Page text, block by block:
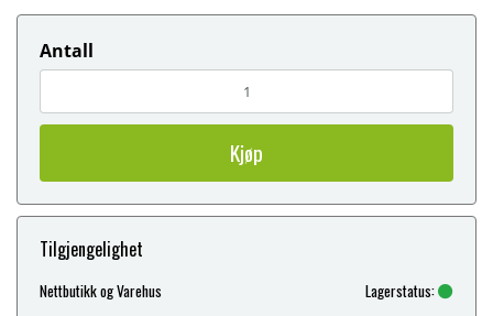
Antall
Kjøp
Tilgjengelighet
Nettbutikk og Varehus Lagerstatus: